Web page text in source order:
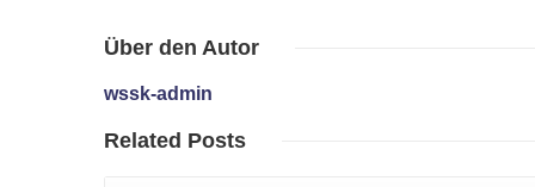
Über den Autor
wssk-admin
Related Posts